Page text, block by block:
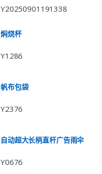
Y20250901191338
焖烧杯
Y1286
帆布包袋
Y2376
自动超大长柄直杆广告雨伞
Y0676